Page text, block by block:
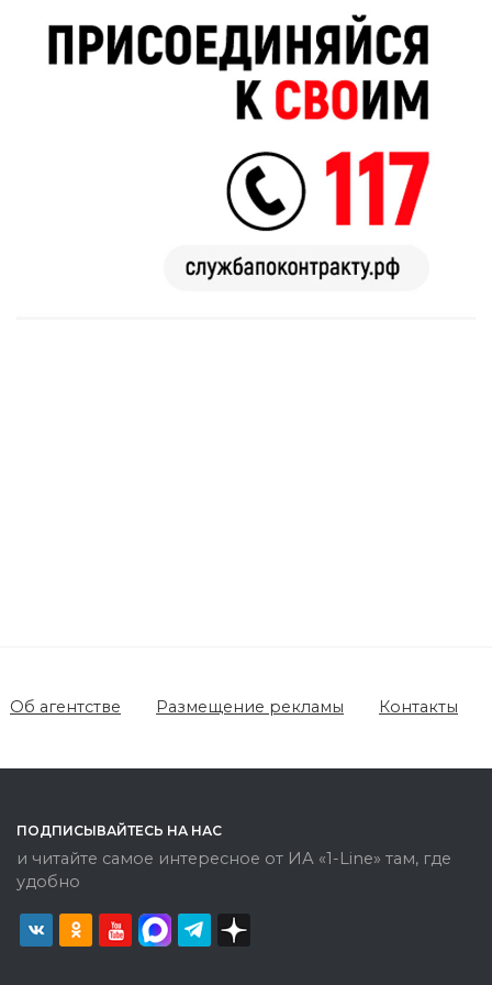
Об агентстве Размещение рекламы Контакты
ПОДПИСЫВАЙТЕСЬ НА НАС
и читайте самое интересное от ИА «1-Line» там, где
удобно